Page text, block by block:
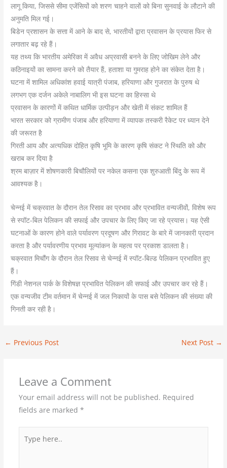
लागू किया, जिससे सीमा एजेंसियों को शरण चाहने वालों को बिना सुनवाई के लौटाने की
अनुमति मिल गई।
बिडेन प्रशासन के सत्ता में आने के बाद से, भारतीयों द्वारा प्रवासन के प्रयास फिर से
लगातार बढ़ रहे हैं।
यह तथ्य कि भारतीय अमेरिका में अवैध अप्रवासी बनने के लिए जोखिम लेने और
कठिनाइयों का सामना करने को तैयार हैं, हताशा या गुमराह होने का संकेत देता है।
घटना में शामिल अधिकांश हवाई यात्री पंजाब, हरियाणा और गुजरात के पुरुष थे
लगभग एक दर्जन अकेले नाबालिग भी इस घटना का हिस्सा थे
प्रवासन के कारणों में कथित धार्मिक उत्पीड़न और खेती में संकट शामिल हैं
भारत सरकार को ग्रामीण पंजाब और हरियाणा में व्यापक तस्करी रैकेट पर ध्यान देने
की जरूरत है
गिरती आय और अत्यधिक दोहित कृषि भूमि के कारण कृषि संकट ने स्थिति को और
खराब कर दिया है
श्रम बाज़ार में शोषणकारी बिचौलियों पर नकेल कसना एक शुरुआती बिंदु के रूप में
आवश्यक है।
चेन्नई में चक्रवात के दौरान तेल रिसाव का प्रभाव और प्रभावित वन्यजीवों, विशेष रूप
से स्पॉट-बिल पेलिकन की सफाई और उपचार के लिए किए जा रहे प्रयास। यह ऐसी
घटनाओं के कारण होने वाले पर्यावरण प्रदूषण और गिरावट के बारे में जानकारी प्रदान
करता है और पर्यावरणीय प्रभाव मूल्यांकन के महत्व पर प्रकाश डालता है।
चक्रवात मिचौंग के दौरान तेल रिसाव से चेन्नई में स्पॉट-बिल्ड पेलिकन प्रभावित हुए
हैं।
गिंडी नेशनल पार्क के विशेषज्ञ प्रभावित पेलिकन की सफाई और उपचार कर रहे हैं।
एक वन्यजीव टीम वर्तमान में चेन्नई में जल निकायों के पास बसे पेलिकन की संख्या की
गिनती कर रही है।
← Previous Post Next Post →
Leave a Comment
Your email address will not be published. Required
fields are marked *
here..